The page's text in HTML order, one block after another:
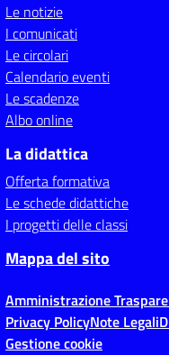
Le notizie
I comunicati
Le circolari
Calendario eventi
Le scadenze
Albo online
La didattica
Offerta formativa
Le schede didattiche
I progetti delle classi
Mappa del sito
Amministrazione
Privacy PolicyNote Legali
Gestione cookie